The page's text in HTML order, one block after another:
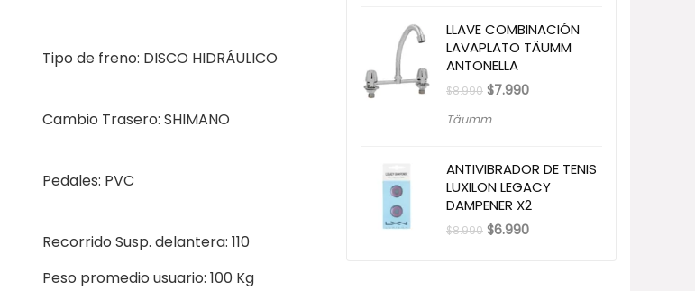
Tipo de freno: DISCO HIDRÁULICO
Cambio Trasero: SHIMANO
Pedales: PVC
Recorrido Susp. delantera: 110
Peso promedio usuario: 100 Kg
LLAVE COMBINACIÓN
LAVAPLATO TÄUMM
ANTONELLA
$8.990 El
original
$7.990El
Täumm
ANTIVIBRADOR DE TENIS
LUXILON LEGACY
DAMPENER X2
$8.990 El
$6.990El